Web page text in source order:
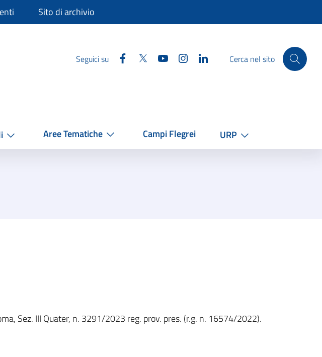
Sito di archivio
Seguici su Facebook
Twitter YouTube InstagramLinkedinCerca nel sito
Aree Tematiche Campi Flegrei URP
Sez. III Quater, n. 3291/2023 reg. prov. pres. (r.g. n. 16574/2022).